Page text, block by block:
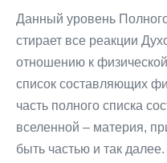
Данный уровень
стирает все реакции
отношению к
список составляющих
часть полного списка
вселенной – материя,
быть частью и так